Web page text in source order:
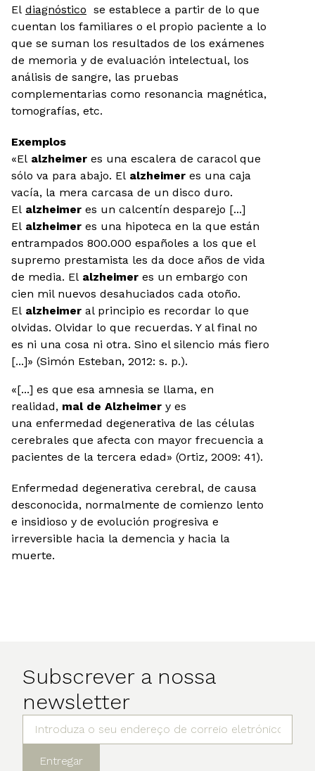
El diagnóstico se establece a partir de lo que
cuentan los familiares o el propio paciente a lo
que se suman los resultados de los exámenes
de memoria y de evaluación intelectual, los
análisis de sangre, las pruebas
complementarias como resonancia magnética,
tomografías, etc.
Exemplos
«El alzheimer es una escalera de caracol que
sólo va para abajo. El alzheimer es una caja
vacía, la mera carcasa de un disco duro.
El alzheimer es un calcentín desparejo [...]
El alzheimer es una hipoteca en la que están
entrampados 800.000 españoles a los que el
supremo prestamista les da doce años de vida
de media. El alzheimer es un embargo con
cien mil nuevos desahuciados cada otoño.
El alzheimer al principio es recordar lo que
olvidas. Olvidar lo que recuerdas. Y al final no
es ni una cosa ni otra. Sino el silencio más fiero
[...]» (Simón Esteban, 2012: s. p.).
«[...] es que esa amnesia se llama, en
realidad, mal de Alzheimer y es
una enfermedad degenerativa de las células
cerebrales que afecta con mayor frecuencia a
pacientes de la tercera edad» (Ortiz, 2009: 41).
Enfermedad degenerativa cerebral, de causa
desconocida, normalmente de comienzo lento
e insidioso y de evolución progresiva e
irreversible hacia la demencia y hacia la
muerte.
Subscrever a nossa
newsletter
Entregar